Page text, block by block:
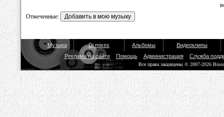
Отмеченные:
Музыка Dj mixes Альбомы
Видеоклипы
Реклама на сайте
Помощь Администрация Служба
Все права защищены © 2007-2026